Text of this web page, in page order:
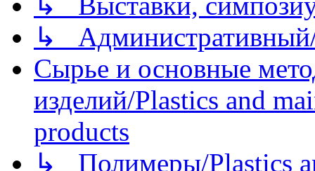
↳
Сырье и основные
изделий/Plastics and
products
↳ Полимеры/Plastics